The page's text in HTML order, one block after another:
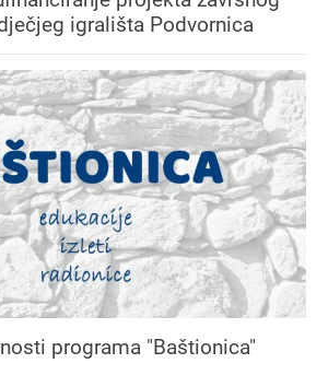
igrališta Podvornica
programa "Baštionica"